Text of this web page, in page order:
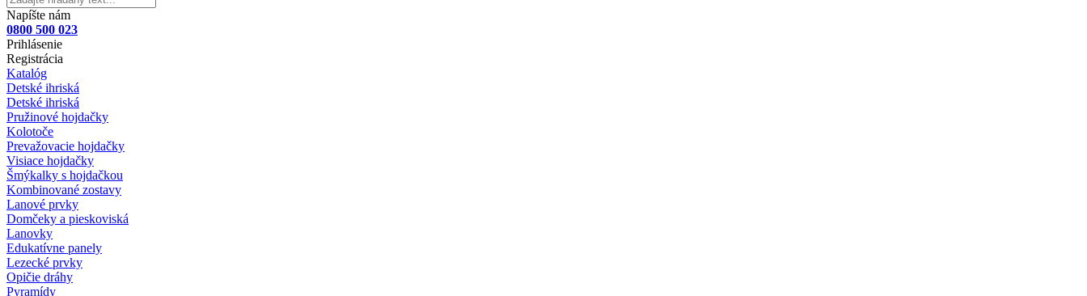
Napíšte nám
0800 500 023
Prihlásenie
Registrácia
Katalóg
Detské ihriská
Detské ihriská
Pružinové hojdačky
Kolotoče
Prevažovacie hojdačky
Visiace hojdačky
Šmýkalky s hojdačkou
Kombinované zostavy
Lanové prvky
Domčeky a pieskoviská
Lanovky
Edukatívne panely
Lezecké prvky
Opičie dráhy
Pyramídy